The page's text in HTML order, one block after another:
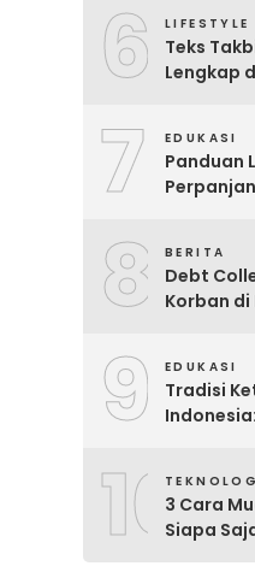
6 LIFESTYLE
Teks
Lengkap
7 EDUKASI
Panduan
8 BERITA
Debt
Korban di
9 EDUKASI
Tradisi
103 Cara
Siapa